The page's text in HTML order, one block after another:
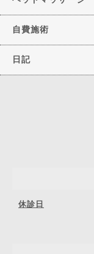
自費施術
日記
休診日